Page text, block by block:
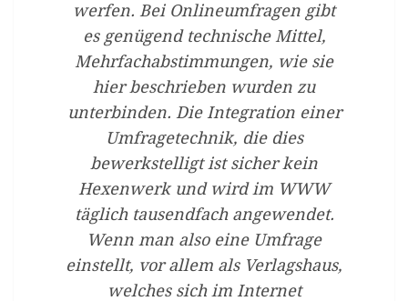
werfen. Bei Onlineumfragen gibt
es genügend technische Mittel,
Mehrfachabstimmungen, wie sie
hier beschrieben wurden zu
unterbinden. Die Integration einer
Umfragetechnik, die dies
bewerkstelligt ist sicher kein
Hexenwerk und wird im WWW
täglich tausendfach angewendet.
Wenn man also eine Umfrage
einstellt, vor allem als Verlagshaus,
welches sich im Internet